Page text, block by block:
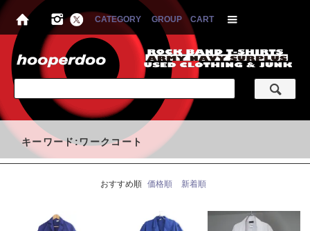
CATEGORY GROUP CART
キーワード:ワークコート
おすすめ順 価格順 新着順